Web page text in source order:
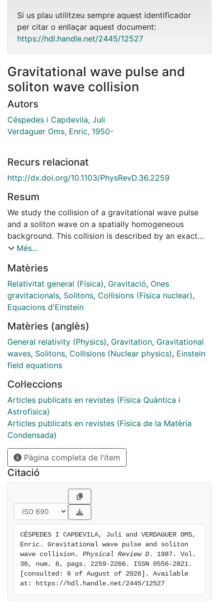
Si us plau utilitzeu sempre aquest identificador
per citar o enllaçar aquest document:
https://hdl.handle.net/2445/12527
Gravitational wave pulse and
soliton wave collision
Autors
Céspedes i Capdevila, Juli
Verdaguer Oms, Enric, 1950-
Recurs relacionat
http://dx.doi.org/10.1103/PhysRevD.36.2259
Resum
We study the collision of a gravitational wave pulse
and a soliton wave on a spatially homogeneous
background. This collision is described by an exact
solution of Einsteins equations in a vacuum which is
soliton transformation. The effect produced by the
soliton on the amplitude and polarization of the wave
is considered.
Més...
Matèries
Relativitat general (Física), Gravitació, Ones
gravitacionals, Solitons, Col·lisions (Física nuclear),
Equacions d'Einstein
Matèries (anglès)
General relativity (Physics), Gravitation, Gravitational
waves, Solitons, Collisions (Nuclear physics), Einstein
field equations
Col·leccions
Articles publicats en revistes (Física Quàntica i
Astrofísica)
Articles publicats en revistes (Física de la Matèria
Condensada)
Pàgina completa de l'ítem
Citació
CÉSPEDES I CAPDEVILA, Juli and VERDAGUER OMS,
Enric. Gravitational wave pulse and soliton
wave collision. Physical Review D . 1987. Vol.
36, num. 8, pags. 2259-2266. ISSN 0556-2821.
[consulted: 6 of August of 2026]. Available
at: https://hdl.handle.net/2445/12527